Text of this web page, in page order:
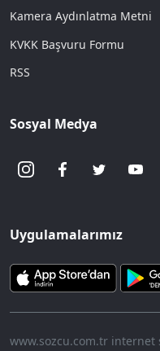
Kamera Aydınlatma Metni
KVKK Başvuru Formu
RSS
Sosyal Medya
Uygulamalarımız
www.sozcu.com.tr internet